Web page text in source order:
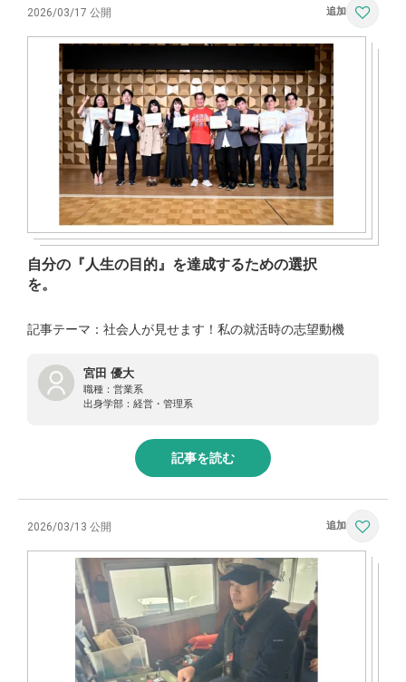
2026/03/17 公開
自分の『人生の目的』を達成するための選択
を。
記事テーマ：社会人が見せます！私の就活時の志望動機
宮田 優大
職種： 営業系
出身学部： 経営・管理系
記事を読む
2026/03/13 公開